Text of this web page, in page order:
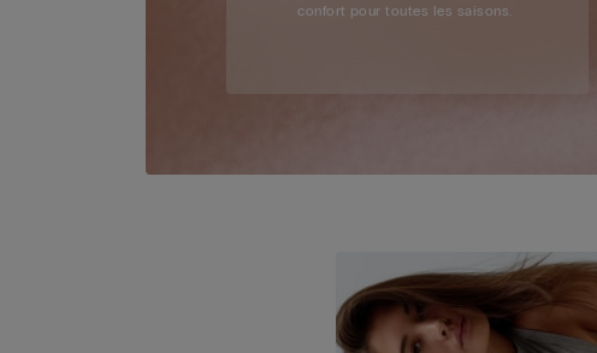
confort pour toutes les saisons.